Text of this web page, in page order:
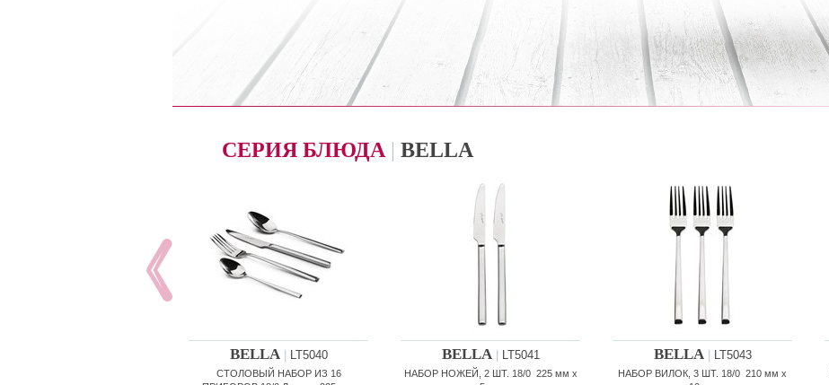
СЕРИЯ БЛЮДА | BELLA
BELLA| LT5040
СТОЛОВЫЙ НАБОР ИЗ 16
BELLA| LT5041
НАБОР НОЖЕЙ, 2 ШТ. 18/0 225 мм x
BELLA| LT5043
НАБОР ВИЛОК, 3 ШТ. 18/0 210 мм x